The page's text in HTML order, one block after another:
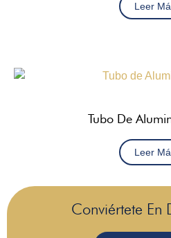
Leer
Tubo De
Leer
Conviértete En